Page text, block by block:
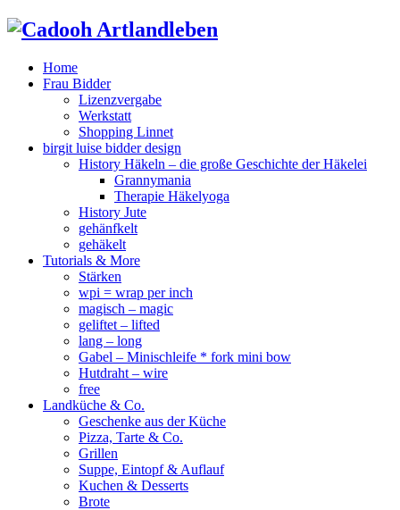
Home
Frau Bidder
Lizenzvergabe
Werkstatt
Shopping Linnet
birgit luise bidder design
History Häkeln – die große Geschichte der Häkelei
Grannymania
Therapie Häkelyoga
History Jute
gehänfkelt
gehäkelt
Tutorials & More
Stärken
wpi = wrap per inch
magisch – magic
geliftet – lifted
lang – long
Gabel – Minischleife * fork mini bow
Hutdraht – wire
free
Landküche & Co.
Geschenke aus der Küche
Pizza, Tarte & Co.
Grillen
Suppe, Eintopf & Auflauf
Kuchen & Desserts
Brote